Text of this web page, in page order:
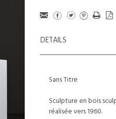
DETAILS
Sans Titre
Sculpture en bois
réalisée vers 1960.